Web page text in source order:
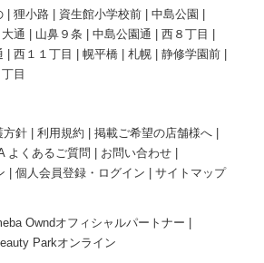
狸小路 資生館小学校前
中島公園
大通 山鼻９条 中島公園通
西８丁目
西１１丁目 幌平橋 札幌
静修学園前
目
方針 利用規約
掲載ご希望の店舗様へ
よくあるご質問
お問い合わせ
個人会員登録・ログイン サイトマップ
Owndオフィシャルパートナー
Parkオンライン